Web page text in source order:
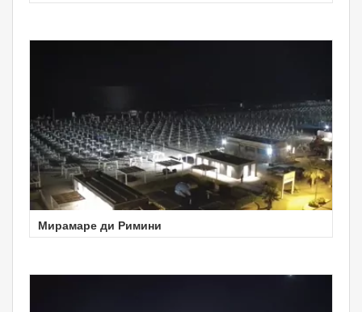
Мирамаре ди Римини